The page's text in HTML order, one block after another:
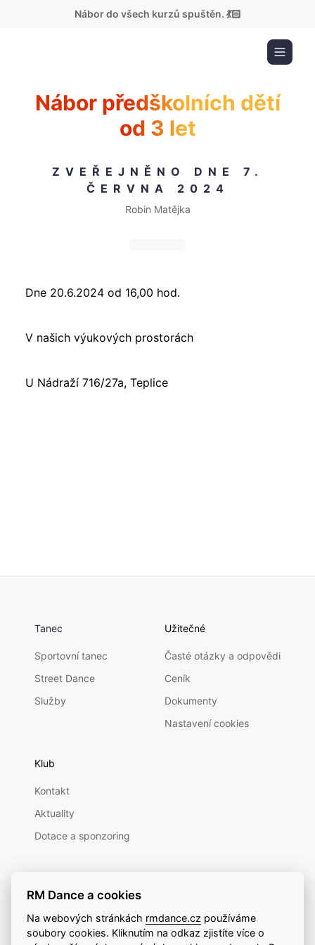
Nábor do všech kurzů spuštěn. 💃🏻
Nábor předškolních dětí
od 3 let
ZVEŘEJNĚNO DNE 7.
ČERVNA 2024
Robin Matějka
Dne 20.6.2024 od 16,00 hod.
V našich výukových prostorách
U Nádraží 716/27a, Teplice
Tanec
Sportovní tanec
Street Dance
Služby
Užitečné
Časté otázky a odpovědi
Ceník
Dokumenty
Nastavení cookies
Klub
Kontakt
Aktuality
Dotace a sponzoring
RM Dance a cookies
Na webových stránkách rmdance.cz používáme
soubory cookies. Kliknutím na odkaz zjistíte více o